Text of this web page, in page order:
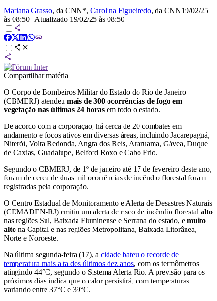
Mariana Grasso, da CNN*, Carolina Figueiredo, da CNN19/02/25
às 08:50 | Atualizado 19/02/25 às 08:50
Compartilhar matéria
O Corpo de Bombeiros Militar do Estado do Rio de Janeiro
(CBMERJ) atendeu mais de 300 ocorrências de fogo em
vegetação nas últimas 24 horas em todo o estado.
De acordo com a corporação, há cerca de 20 combates em
andamento e focos ativos em diversas áreas, incluindo Jacarepaguá,
Niterói, Volta Redonda, Angra dos Reis, Araruama, Gávea, Duque
de Caxias, Guadalupe, Belford Roxo e Cabo Frio.
Segundo o CBMERJ, de 1º de janeiro até 17 de fevereiro deste ano,
foram de cerca de duas mil ocorrências de incêndio florestal foram
registradas pela corporação.
O Centro Estadual de Monitoramento e Alerta de Desastres Naturais
(CEMADEN-RJ) emitiu um alerta de risco de incêndio florestal alto
nas regiões Sul, Baixada Fluminense e Serrana do estado, e muito
alto na Capital e nas regiões Metropolitana, Baixada Litorânea,
Norte e Noroeste.
Na última segunda-feira (17), a cidade bateu o recorde de
temperatura mais alta dos últimos dez anos, com os termômetros
atingindo 44°C, segundo o Sistema Alerta Rio. A previsão para os
próximos dias indica que o calor persistirá, com temperaturas
variando entre 37°C e 39°C.